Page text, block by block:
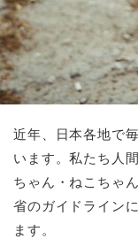
近年、日本各地で
います。私たち人
ちゃん・ねこちゃ
省のガイドライン
ます。